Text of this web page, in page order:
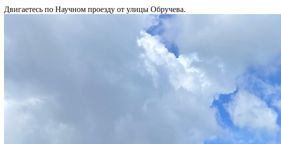
Двигаетесь по Научном проезду от улицы Обручева.